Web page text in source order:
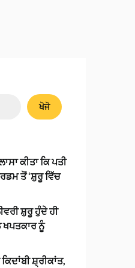
ਖੋਜੋ
ਕੀਤਾ ਕਿ ਪਤੀ
ਤੋਂ ‘ਸ਼ੁਰੂ ਵਿੱਚ
ਸ਼ੁਰੂ ਹੁੰਦੇ ਹੀ
ਖਪਤਕਾਰ ਨੂੰ
ਸ਼੍ਰੀਕਾਂਤ,